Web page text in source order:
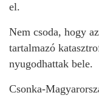
el.
Nem csoda, hogy
tartalmazó
nyugodhattak bele.
Csonka-